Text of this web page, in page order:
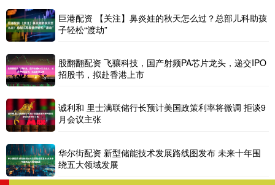
巨港配资 【关注】鼻炎娃的秋天怎么过？总部儿科助孩
子轻松“渡劫”
股翻翻配资 飞骧科技，国产射频PA芯片龙头，递交IPO
招股书，拟赴香港上市
诚利和 里士满联储行长预计美国政策利率将微调 拒谈9
月会议主张
华尔街配资 新型储能技术发展路线图发布 未来十年围
绕五大领域发展